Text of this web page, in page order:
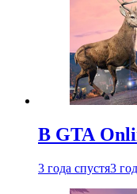
В GTA
3 года спустя3